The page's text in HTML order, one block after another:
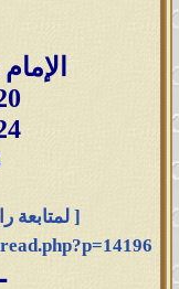
20 - 05 -
24 - 04 -
[ لمتابعة